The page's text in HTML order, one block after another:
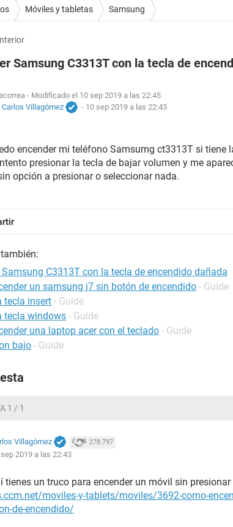
Móviles y tabletas Samsung
Samsung C3313T con la tecla de
- Modificado el 10 sep 2019 a las 22:45
Carlos Villagómez
- 10 sep 2019 a las 22:43
encender mi teléfono Samsumg ct3313T si tiene
presionar la tecla de bajar volumen y me
opción a presionar o seleccionar nada.
Samsung C3313T con la tecla de encendido dañada
un samsung j7 sin botón de encendido - Guide
tecla insert - Guide
tecla windows - Guide
una laptop acer con el teclado - Guide
bajo - Guide
1 / 1
Villagómez 278.797
2019 a las 22:43
tienes un truco para encender un móvil sin
moviles-y-tablets/moviles/3692-como-
de-encendido/